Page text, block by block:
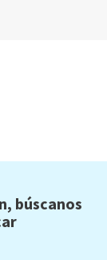
búscanos